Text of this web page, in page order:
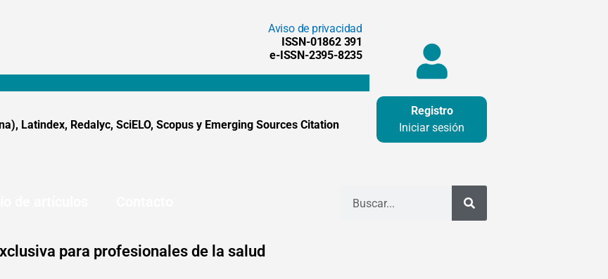
Aviso de privacidad
ISSN-01862 391
e-ISSN-2395-8235
Latindex, Redalyc, SciELO, Scopus y Emerging Sources Citation
Registro
Iniciar sesión
para profesionales de la salud